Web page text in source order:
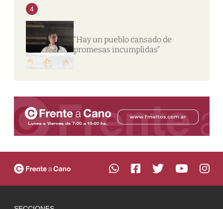
4
“Hay un pueblo cansado de
promesas incumplidas”